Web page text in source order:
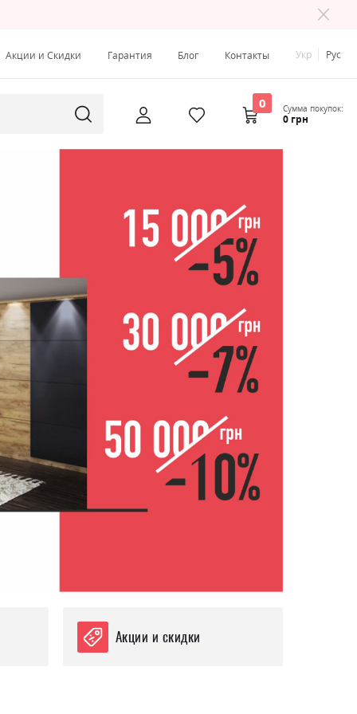
Акции и Скидки Гарантия Блог Контакты Укр Рус
0 Сумма покупок:
0 грн
Акции и скидки